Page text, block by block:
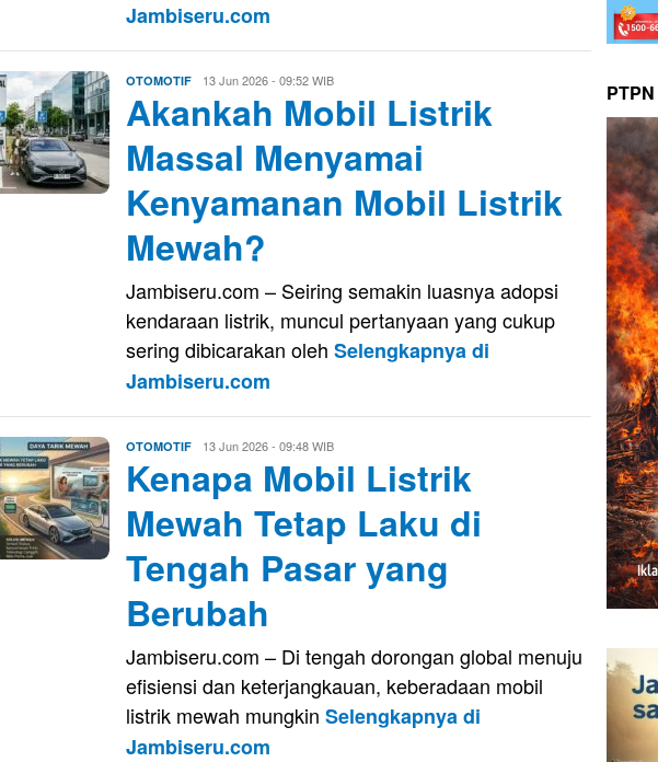
Jambiseru.com
OTOMOTIF Evo
Kusnady
13 Jun 2026 - 09:52 WIB
Akankah Mobil Listrik
Massal Menyamai
Kenyamanan Mobil Listrik
Mewah?
Jambiseru.com – Seiring semakin luasnya adopsi
kendaraan listrik, muncul pertanyaan yang cukup
sering dibicarakan oleh Selengkapnya di
Jambiseru.com
OTOMOTIF Evo
13 Jun 2026 - 09:48 WIB
Kenapa Mobil Listrik
Mewah Tetap Laku di
Tengah Pasar yang
Berubah
Jambiseru.com – Di tengah dorongan global menuju
efisiensi dan keterjangkauan, keberadaan mobil
listrik mewah mungkin Selengkapnya di
Jambiseru.com